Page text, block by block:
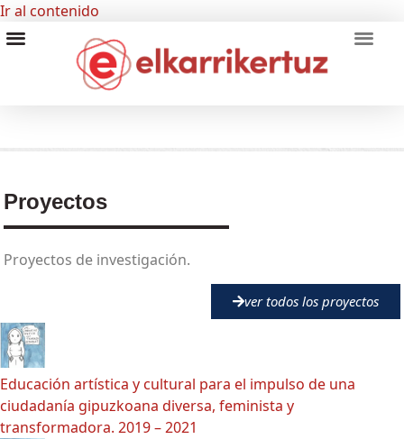
Ir al contenido
Proyectos
Proyectos de investigación.
ver todos los proyectos
Educación artística y cultural para el impulso de una
ciudadanía gipuzkoana diversa, feminista y
transformadora. 2019 – 2021